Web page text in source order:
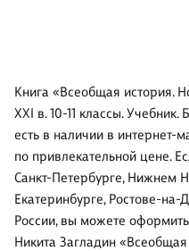
Книга «Всеобщая история.
XXI в. 10-11 классы.
есть в наличии в интернет-
по привлекательной цене.
Санкт-Петербурге, Нижнем
Екатеринбурге, Ростове-
России, вы можете
Никита Загладин